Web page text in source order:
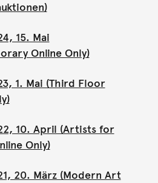
15. Mai
Online Only)
1. Mai (Third Floor
10. April (Artists for
Only)
20. März (Modern Art